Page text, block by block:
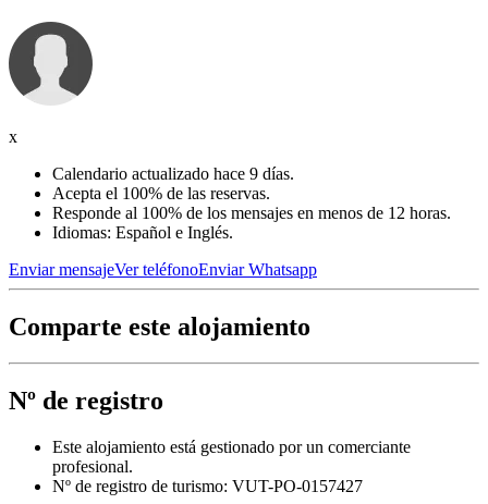
x
Calendario actualizado hace 9 días.
Acepta el 100% de las reservas.
Responde al 100% de los mensajes en menos de 12 horas.
Idiomas: Español e Inglés.
Enviar mensajeVer teléfonoEnviar Whatsapp
Comparte este alojamiento
Nº de registro
Este alojamiento está gestionado por un comerciante
profesional.
Nº de registro de turismo: VUT-PO-0157427